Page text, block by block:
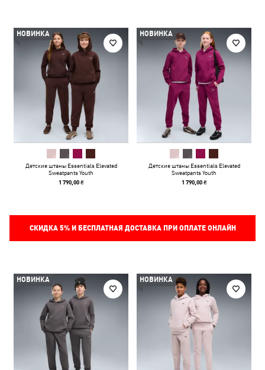
НОВИНКА
Детские штаны Essentials Elevated
Sweatpants Youth
1 790,00 ₴
НОВИНКА
Детские штаны Essentials Elevated
Sweatpants Youth
1 790,00 ₴
СКИДКА 5%И БЕСПЛАТНАЯ ДОСТАВКА ПРИ ОПЛАТЕ ОНЛАЙН
НОВИНКА НОВИНКА